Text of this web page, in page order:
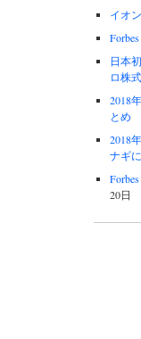
イオ
日本
ロ株
2018
とめ
2018
ナギ
20日